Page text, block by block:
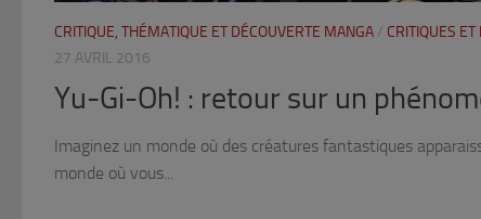
CRITIQUE, THÉMATIQUE ET DÉCOUVERTE MANGA / CRITIQUES
27 AVRIL 2016
Yu-Gi-Oh! : retour sur un
Imaginez un monde où des créatures fantastiques
monde où vous...